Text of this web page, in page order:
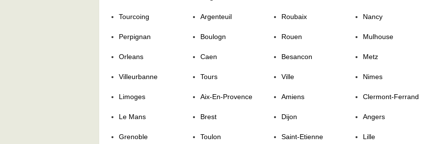
Tourcoing Argenteuil Roubaix Nancy
Perpignan Boulogn Rouen Mulhouse
Orleans Caen Besancon Metz
Villeurbanne Tours Ville Nimes
Limoges Aix-En-Provence Amiens Clermont-Ferrand
Le Mans Brest Dijon Angers
Grenoble Toulon Saint-Etienne Lille